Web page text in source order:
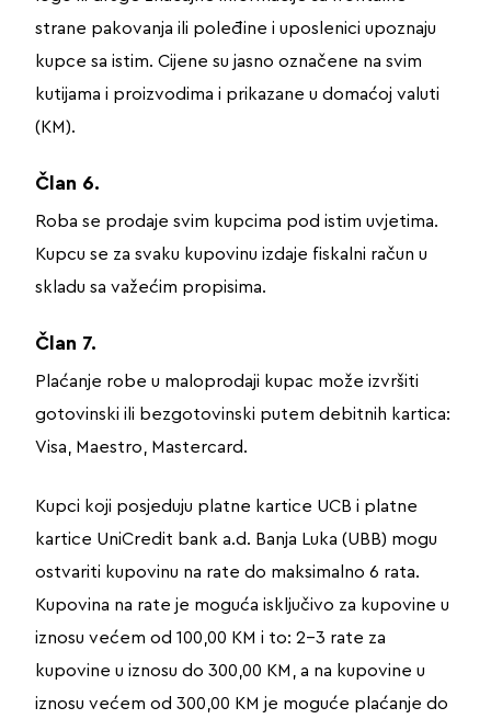
strane pakovanja ili poleđine i uposlenici upoznaju
kupce sa istim. Cijene su jasno označene na svim
kutijama i proizvodima i prikazane u domaćoj valuti
(KM).
Član 6.
Roba se prodaje svim kupcima pod istim uvjetima.
Kupcu se za svaku kupovinu izdaje fiskalni račun u
skladu sa važećim propisima.
Član 7.
Plaćanje robe u maloprodaji kupac može izvršiti
gotovinski ili bezgotovinski putem debitnih kartica:
Visa, Maestro, Mastercard.
Kupci koji posjeduju platne kartice UCB i platne
kartice UniCredit bank a.d. Banja Luka (UBB) mogu
ostvariti kupovinu na rate do maksimalno 6 rata.
Kupovina na rate je moguća isključivo za kupovine u
iznosu većem od 100,00 KM i to: 2-3 rate za
kupovine u iznosu do 300,00 KM, a na kupovine u
iznosu većem od 300,00 KM je moguće plaćanje do